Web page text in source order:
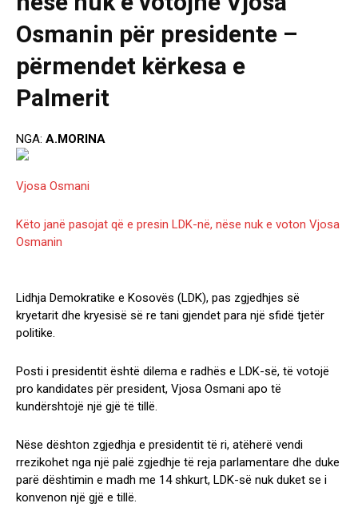
Osmanin për presidente –
përmendet kërkesa e
Palmerit
NGA: A.MORINA
Vjosa Osmani
Këto janë pasojat që e presin LDK-në, nëse nuk e voton Vjosa
Osmanin
Lidhja Demokratike e Kosovës (LDK), pas zgjedhjes së
kryetarit dhe kryesisë së re tani gjendet para një sfidë tjetër
politike.
Posti i presidentit është dilema e radhës e LDK-së, të votojë
pro kandidates për president, Vjosa Osmani apo të
kundërshtojë një gjë të tillë.
Nëse dështon zgjedhja e presidentit të ri, atëherë vendi
rrezikohet nga një palë zgjedhje të reja parlamentare dhe duke
parë dështimin e madh me 14 shkurt, LDK-së nuk duket se i
konvenon një gjë e tillë.